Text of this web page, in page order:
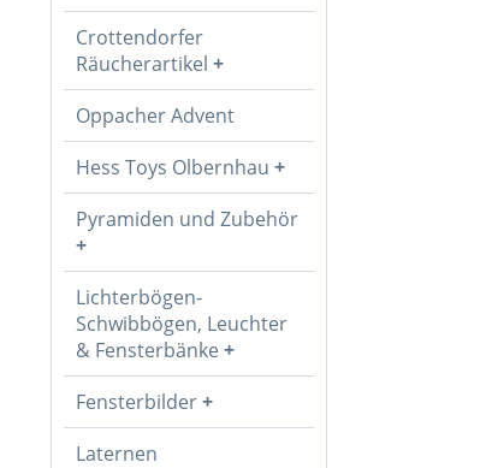
Crottendorfer
Räucherartikel
Oppacher Advent
Hess Toys Olbernhau
Pyramiden und Zubehör
Lichterbögen-
Schwibbögen, Leuchter
& Fensterbänke
Fensterbilder
Laternen